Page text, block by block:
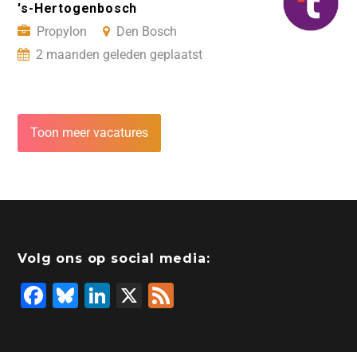
's-Hertogenbosch
Propylon
Den Bosch
2 maanden geleden geplaatst
Toon meer vacatures
Volg ons op social media:
F
Bl
Li
X